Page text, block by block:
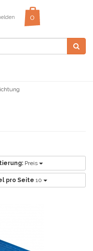
Preis
pro Seite 10